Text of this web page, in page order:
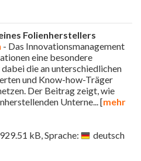
Folienherstellers
- Das Innovationsmanagement
eine besondere
die an unterschiedlichen
und Know-how-Träger
Der Beitrag zeigt, wie
Unterne... [mehr
kB, Sprache:
deutsch